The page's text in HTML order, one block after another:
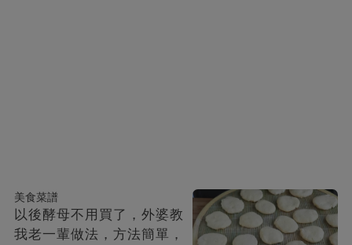
美食菜譜
以後酵母不用買了，外婆教
我老一輩做法，方法簡單，